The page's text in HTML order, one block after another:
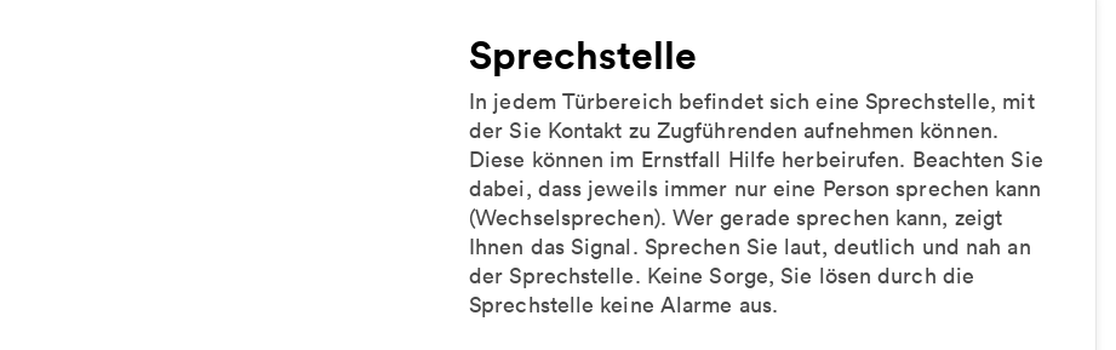
Sprechstelle
In jedem Türbereich befindet sich eine Sprechstelle, mit
der Sie Kontakt zu Zugführenden aufnehmen können.
Diese können im Ernstfall Hilfe herbeirufen. Beachten Sie
dabei, dass jeweils immer nur eine Person sprechen kann
(Wechselsprechen). Wer gerade sprechen kann, zeigt
Ihnen das Signal. Sprechen Sie laut, deutlich und nah an
der Sprechstelle. Keine Sorge, Sie lösen durch die
Sprechstelle keine Alarme aus.